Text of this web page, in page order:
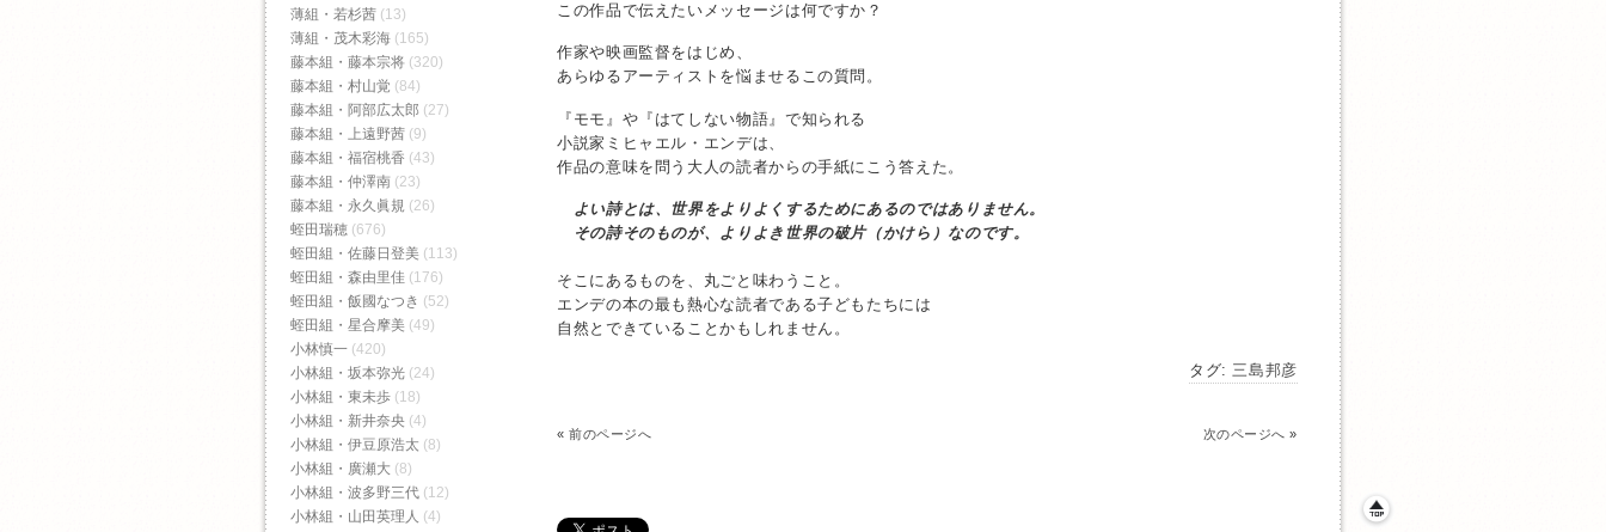
この作品で伝えたいメッセージは何ですか？
作家や映画監督をはじめ、
あらゆるアーティストを悩ませるこの質問。
『モモ』や『はてしない物語』で知られる
小説家ミヒャエル・エンデは、
作品の意味を問う大人の読者からの手紙にこう答えた。
よい詩とは、世界をよりよくするためにあるのではありません。
その詩そのものが、よりよき世界の破片（かけら）なのです。
そこにあるものを、丸ごと味わうこと。
エンデの本の最も熱心な読者である子どもたちには
自然とできていることかもしれません。
タグ:三島邦彦
«前のページへ 次のページへ »
薄組・若杉茜 (13)
薄組・茂木彩海 (165)
藤本組・藤本宗将 (320)
藤本組・村山覚 (84)
藤本組・阿部広太郎 (27)
藤本組・上遠野茜 (9)
藤本組・福宿桃香‬ (43)
藤本組・仲澤南 (23)
藤本組・永久眞規 (26)
蛭田瑞穂 (676)
蛭田組・佐藤日登美 (113)
蛭田組・森由里佳 (176)
蛭田組・飯國なつき (52)
蛭田組・星合摩美 (49)
小林慎一 (420)
小林組・坂本弥光 (24)
小林組・東未歩 (18)
小林組・新井奈央 (4)
小林組・伊豆原浩太 (8)
小林組・廣瀬大 (8)
小林組・波多野三代 (12)
小林組・山田英理人 (4)